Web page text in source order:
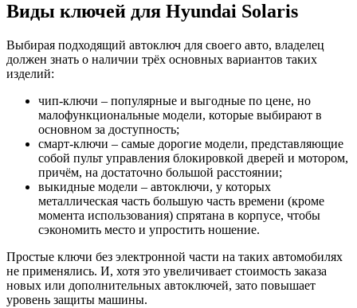
Виды ключей для Hyundai Solaris
Выбирая подходящий автоключ для своего авто, владелец
должен знать о наличии трёх основных вариантов таких
изделий:
чип-ключи – популярные и выгодные по цене, но
малофункциональные модели, которые выбирают в
основном за доступность;
смарт-ключи – самые дорогие модели, представляющие
собой пульт управления блокировкой дверей и мотором,
причём, на достаточно большой расстоянии;
выкидные модели – автоключи, у которых
металлическая часть большую часть времени (кроме
момента использования) спрятана в корпусе, чтобы
сэкономить место и упростить ношение.
Простые ключи без электронной части на таких автомобилях
не применялись. И, хотя это увеличивает стоимость заказа
новых или дополнительных автоключей, зато повышает
уровень защиты машины.